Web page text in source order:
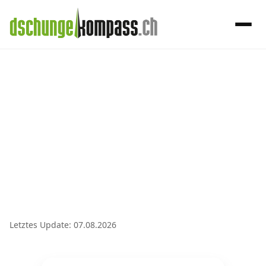
Alle Prepaids auf einem Blick
Letztes Update: 07.08.2026